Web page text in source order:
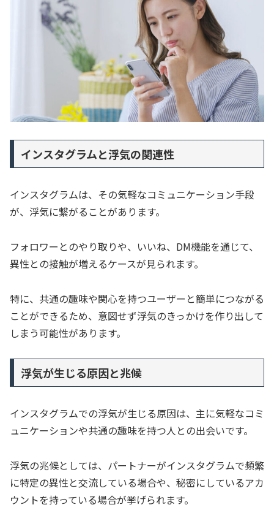
インスタグラムと浮気の関連性
インスタグラムは、その気軽なコミュニケーション手段
が、浮気に繋がることがあります。
フォロワーとのやり取りや、いいね、DM機能を通じて、
異性との接触が増えるケースが見られます。
特に、共通の趣味や関心を持つユーザーと簡単につながる
ことができるため、意図せず浮気のきっかけを作り出して
しまう可能性があります。
浮気が生じる原因と兆候
インスタグラムでの浮気が生じる原因は、主に気軽なコミ
ュニケーションや共通の趣味を持つ人との出会いです。
浮気の兆候としては、パートナーがインスタグラムで頻繁
に特定の異性と交流している場合や、秘密にしているアカ
ウントを持っている場合が挙げられます。